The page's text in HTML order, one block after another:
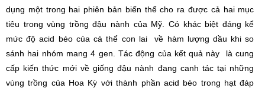
dụng một trong hai phiên bản biến thể cho ra được cả hai mục
tiêu trong vùng trồng đậu nành của Mỹ. Có khác biệt đáng kể
mức độ acid béo của cá thể con lai về hàm lượng dầu khi so
sánh hai nhóm mang 4 gen. Tác động của kết quả này là cung
cấp kiến thức mới về giống đậu nành đang canh tác tại những
vùng trồng của Hoa Kỳ với thành phần acid béo trong hạt đáp